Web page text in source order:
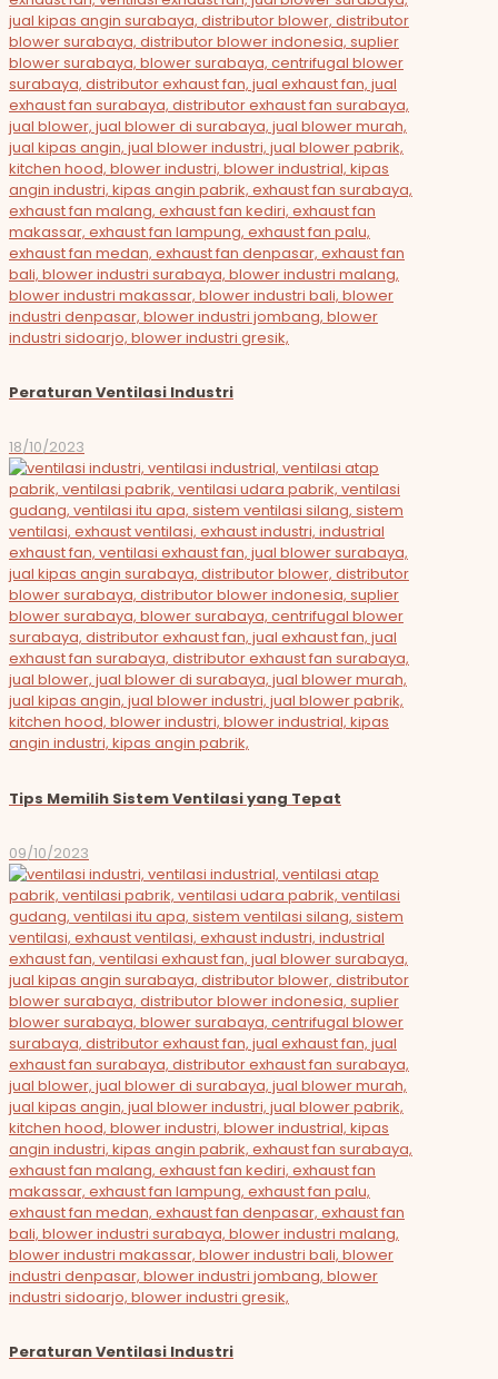
Peraturan Ventilasi Industri
18/10/2023
Tips Memilih Sistem Ventilasi yang Tepat
09/10/2023
Peraturan Ventilasi Industri